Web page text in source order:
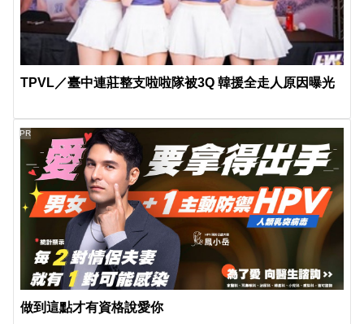
TPVL／臺中連莊整支啦啦隊被3Q 韓援全走人原因曝光
做到這點才有資格說愛你
PR